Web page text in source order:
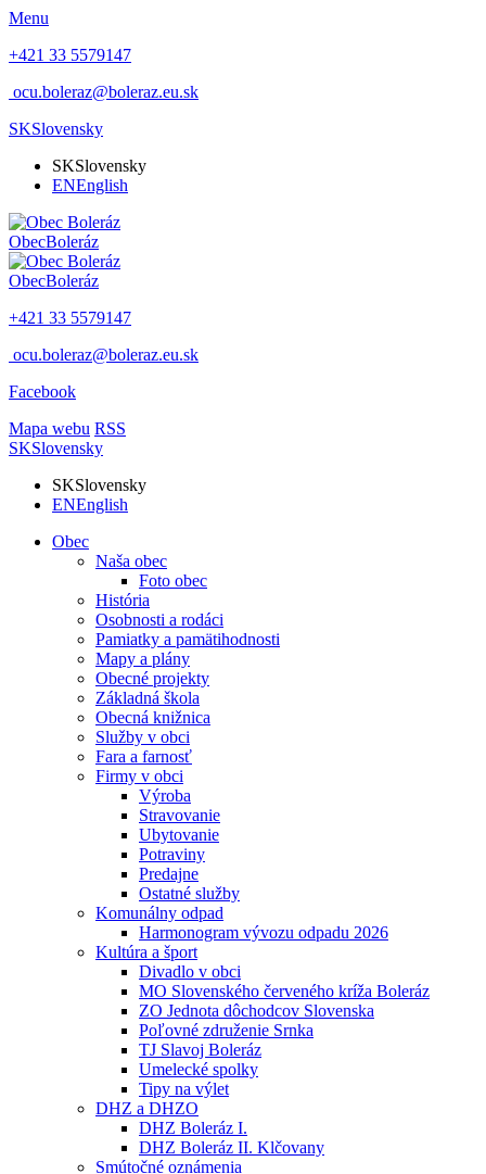
Menu
+421 33 5579147
ocu.boleraz@boleraz.eu.sk
SKSlovensky
SKSlovensky
ENEnglish
ObecBoleráz
ObecBoleráz
+421 33 5579147
ocu.boleraz@boleraz.eu.sk
Facebook
Mapa webu RSS
SKSlovensky
SKSlovensky
ENEnglish
Obec
Naša obec
Foto obec
História
Osobnosti a rodáci
Pamiatky a pamätihodnosti
Mapy a plány
Obecné projekty
Základná škola
Obecná knižnica
Služby v obci
Fara a farnosť
Firmy v obci
Výroba
Stravovanie
Ubytovanie
Potraviny
Predajne
Ostatné služby
Komunálny odpad
Harmonogram vývozu odpadu 2026
Kultúra a šport
Divadlo v obci
MO Slovenského červeného kríža Boleráz
ZO Jednota dôchodcov Slovenska
Poľovné združenie Srnka
TJ Slavoj Boleráz
Umelecké spolky
Tipy na výlet
DHZ a DHZO
DHZ Boleráz I.
DHZ Boleráz II. Klčovany
Smútočné oznámenia